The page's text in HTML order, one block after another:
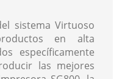
sistema Virtuoso
en alta
específicamente
las mejores